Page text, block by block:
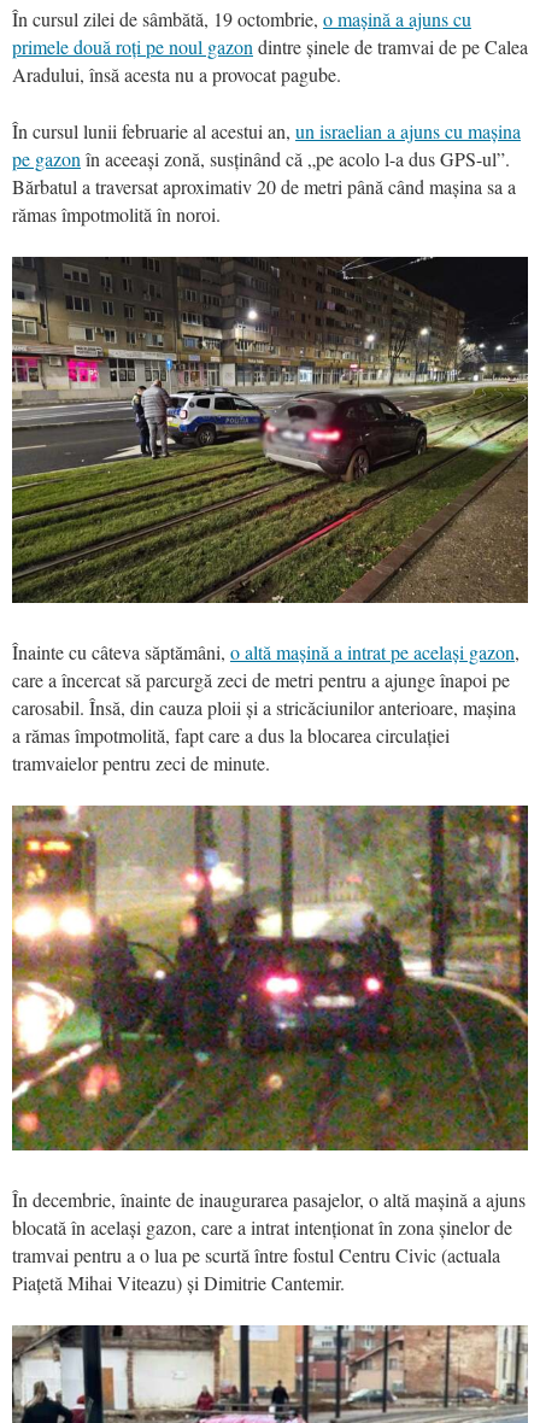
În cursul zilei de sâmbătă, 19 octombrie, o mașină a ajuns cu
primele două roți pe noul gazon dintre șinele de tramvai de pe Calea
Aradului, însă acesta nu a provocat pagube.
În cursul lunii februarie al acestui an, un israelian a ajuns cu mașina
pe gazon în aceeași zonă, susținând că „pe acolo l-a dus GPS-ul”.
Bărbatul a traversat aproximativ 20 de metri până când mașina sa a
rămas împotmolită în noroi.
Înainte cu câteva săptămâni, o altă mașină a intrat pe același gazon,
care a încercat să parcurgă zeci de metri pentru a ajunge înapoi pe
carosabil. Însă, din cauza ploii și a stricăciunilor anterioare, mașina
a rămas împotmolită, fapt care a dus la blocarea circulației
tramvaielor pentru zeci de minute.
În decembrie, înainte de inaugurarea pasajelor, o altă mașină a ajuns
blocată în același gazon, care a intrat intenționat în zona șinelor de
tramvai pentru a o lua pe scurtă între fostul Centru Civic (actuala
Piațetă Mihai Viteazu) și Dimitrie Cantemir.